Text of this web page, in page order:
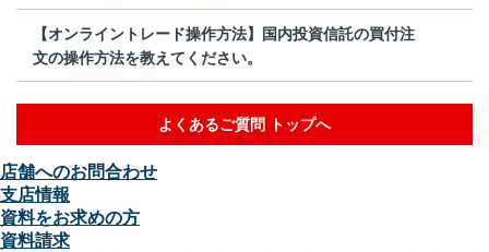
【オンライントレード操作方法】国内投資信託の買付注
文の操作方法を教えてください。
よくあるご質問 トップへ
店舗へのお問合わせ
支店情報
資料をお求めの方
資料請求